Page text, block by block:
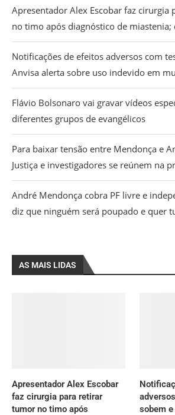
Apresentador Alex Escobar faz
no timo após diagnóstico de miastenia;
Notificações de efeitos adversos com
Anvisa alerta sobre uso indevido em
Flávio Bolsonaro vai gravar vídeos
diferentes grupos de evangélicos
Para baixar tensão entre Mendonça e
Justiça e investigadores se reúnem na
André Mendonça cobra PF livre e
diz que ninguém será poupado e quer
AS MAIS LIDAS
Apresentador Alex Escobar
faz cirurgia para retirar
tumor no timo após
sobem